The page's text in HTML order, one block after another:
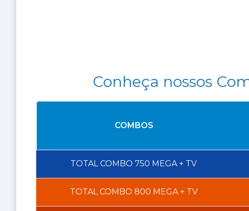
Conheça nossos
COMBOS
TOTAL COMBO 750 MEGA+ TV
TOTAL COMBO 800 MEGA+ TV